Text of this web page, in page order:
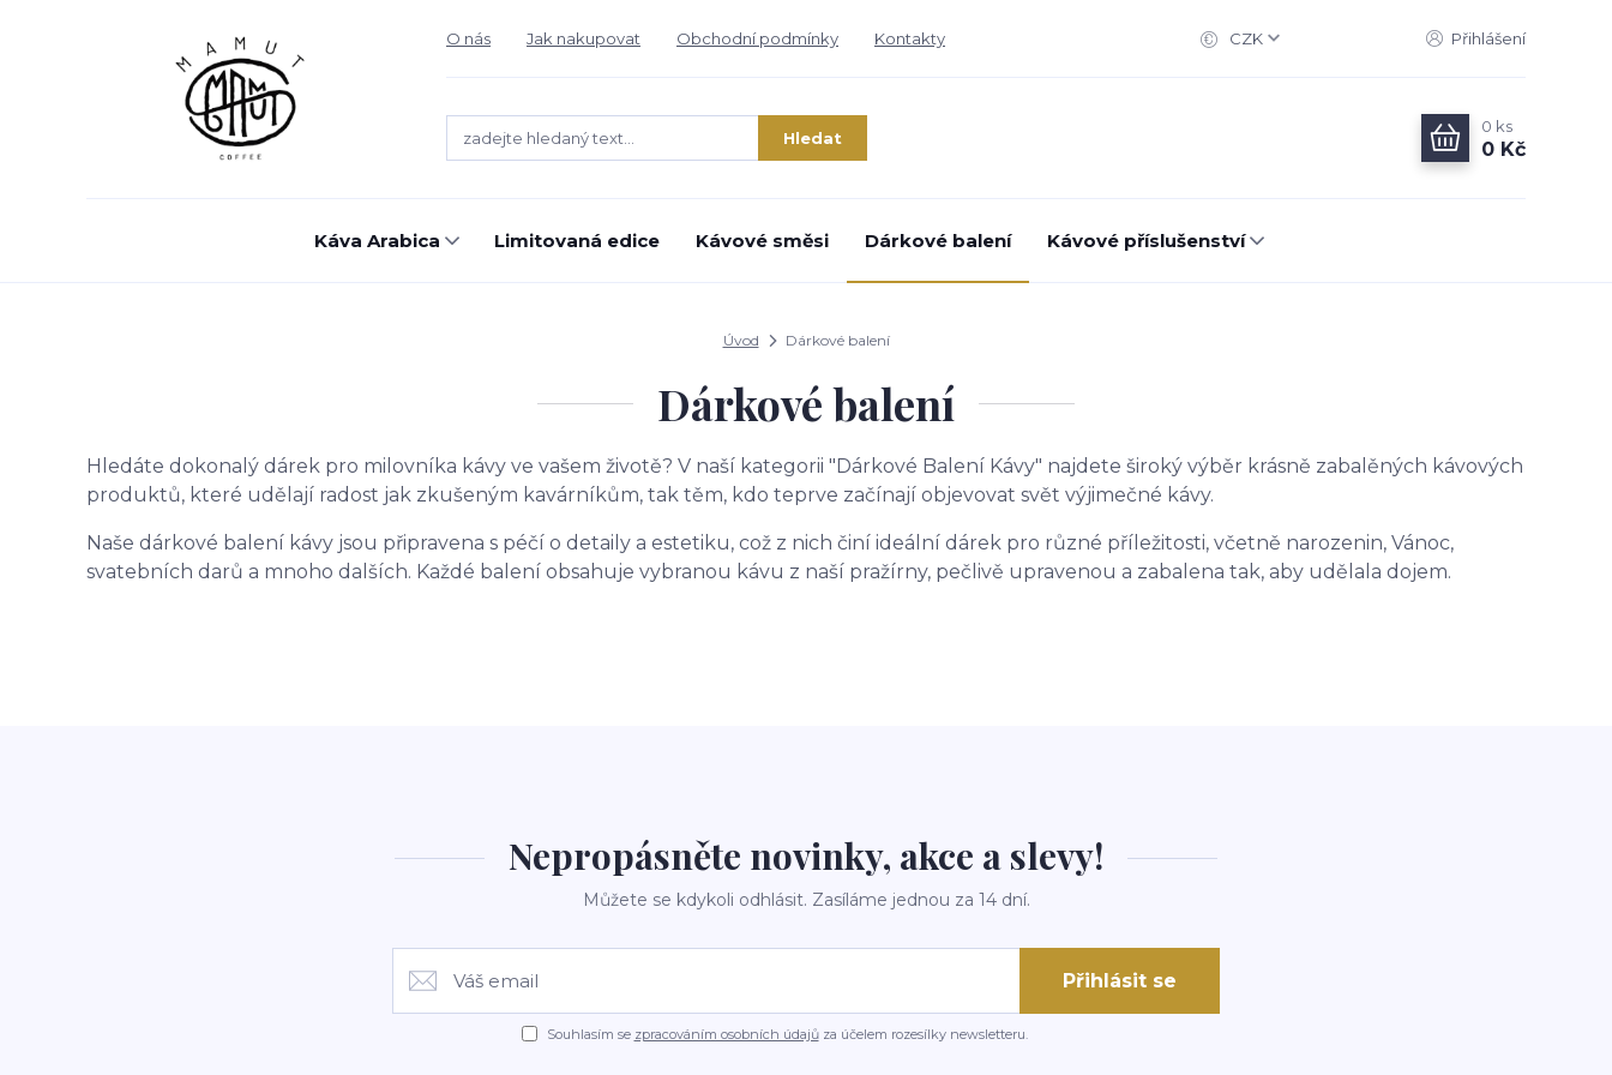
O nás Jak nakupovat Obchodní podmínky Kontakty CZK Přihlášení
Hledat
0 ks
0 Kč
Káva Arabica Limitovaná edice Kávové směsi Dárkové balení Kávové příslušenství
Úvod Dárkové balení
Dárkové balení
Hledáte dokonalý dárek pro milovníka kávy ve vašem životě? V naší kategorii "Dárkové Balení Kávy" najdete široký výběr krásně zabalěných kávových
produktů, které udělají radost jak zkušeným kavárníkům, tak těm, kdo teprve začínají objevovat svět výjimečné kávy.
Naše dárkové balení kávy jsou připravena s péčí o detaily a estetiku, což z nich činí ideální dárek pro různé příležitosti, včetně narozenin, Vánoc,
svatebních darů a mnoho dalších. Každé balení obsahuje vybranou kávu z naší pražírny, pečlivě upravenou a zabalena tak, aby udělala dojem.
Nepropásněte novinky, akce a slevy!
Můžete se kdykoli odhlásit. Zasíláme jednou za 14 dní.
Přihlásit se
Souhlasím se zpracováním osobních údajůza účelem rozesílky newsletteru.